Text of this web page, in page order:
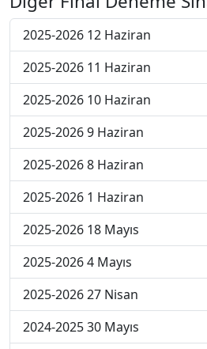
2025-2026 12 Haziran
2025-2026 11 Haziran
2025-2026 10 Haziran
2025-2026 9 Haziran
2025-2026 8 Haziran
2025-2026 1 Haziran
2025-2026 18 Mayıs
2025-2026 4 Mayıs
2025-2026 27 Nisan
2024-2025 30 Mayıs